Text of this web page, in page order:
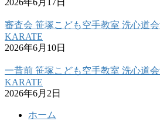
2026年6月17日
審査会 笹塚こども空手教室 洗心道
KARATE
2026年6月10日
一昔前 笹塚こども空手教室 洗心道
KARATE
2026年6月2日
ホーム